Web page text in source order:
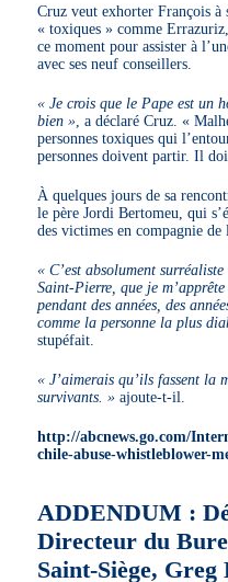
Cruz veut exhorter François à
« toxiques » comme
ce moment pour assister à
avec ses neuf conseillers.
« Je crois que le Pape est un
bien » , a déclaré Cruz. «
personnes toxiques qui
personnes doivent partir. Il
À quelques jours de sa
le père Jordi Bertomeu, qui
des victimes en compagnie de
« C’est absolument
Saint-Pierre, que je
pendant des années, des
comme la personne la plus
stupéfait.
« J’aimerais qu’ils fassent la
survivants. » ajoute-t-il.
http://abcnews.go.com/
chile-abuse-whistleblower-
ADDENDUM :
Directeur du
Saint-Siège, Greg